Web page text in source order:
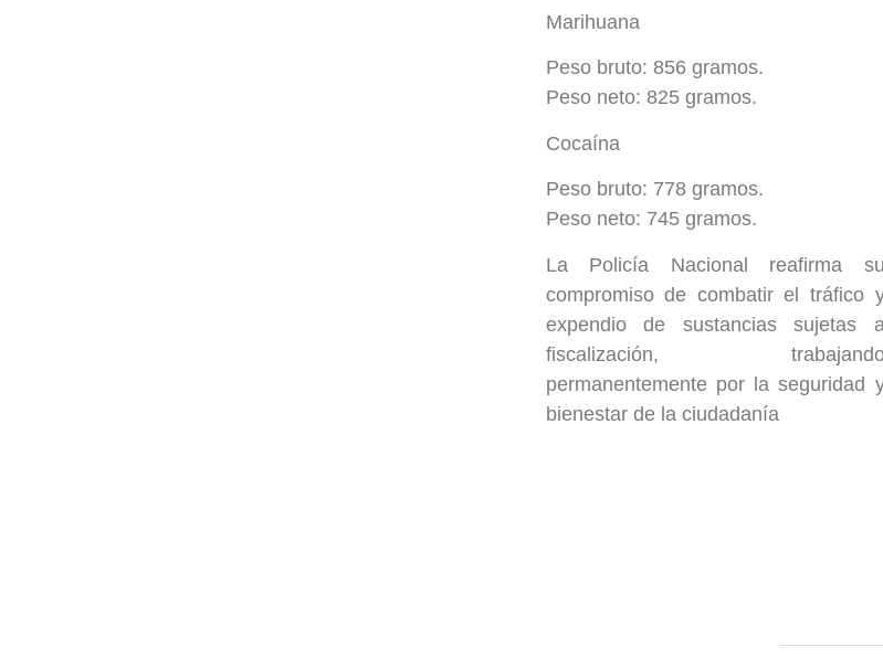
Marihuana
Peso bruto: 856 gramos.
Peso neto: 825 gramos.
Cocaína
Peso bruto: 778 gramos.
Peso neto: 745 gramos.
La Policía Nacional reafirma su
compromiso de combatir el tráfico
expendio de sustancias sujetas a
fiscalización,
permanentemente por la seguridad
bienestar de la ciudadanía
Webmail